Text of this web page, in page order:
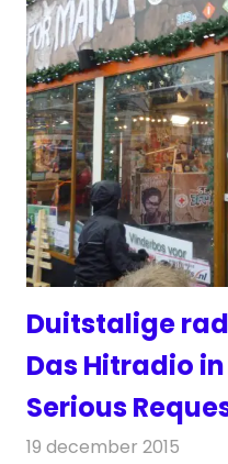
Duitstalige
Das Hitradio
Serious
19 december 2015